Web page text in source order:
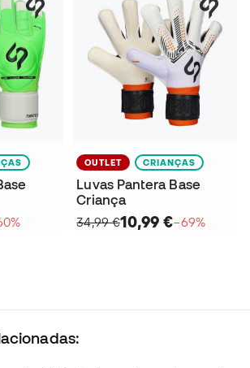
OUTLET CRIANÇAS
Luvas Pantera Base
Criança
34,99 €10,99 €−69%